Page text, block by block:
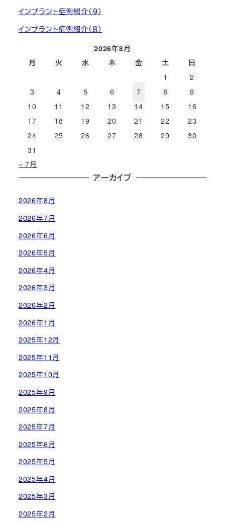
インプラント症例紹介（９）
インプラント症例紹介（８）
2026年8月
月
火 水 木 金 土
日
1
2
3
4 5 6 7 8
9
10
11 12 13 14 15
16
17
18 19 20 21 22
23
24
25 26 27 28 29
30
31
« 7月
アーカイブ
2026年8月
2026年7月
2026年6月
2026年5月
2026年4月
2026年3月
2026年2月
2026年1月
2025年12月
2025年11月
2025年10月
2025年9月
2025年8月
2025年7月
2025年6月
2025年5月
2025年4月
2025年3月
2025年2月